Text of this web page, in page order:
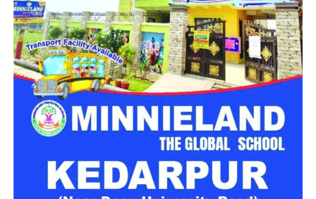
उत्तराखंड में बन रहा ‘आलंबन गांव’
महिला सशक्तिकरण एवं बाल विकास विभागके निदेशक आईएएस बंशीलाल
राणा के मुताबिक, नारी निकेतन में आने वाली कई महिलाएं और बच्चे खुद को
एक बंद संस्थान या जेल जैसी जगह पर महसूस करते हैं। यही वजह है कि
कई बार बच्चे वहां से निकलने या भागने की कोशिश तक करने लगते हैं।
इसी समस्या को ध्यान में रखते हुए विभाग अब ऐसा इंफ्रास्ट्रक्चर तैयार
करने की दिशा में काम कर रहा है, जहां रहने वाले लोगों को संस्थागत माहौल
के बजाय परिवार जैसा वातावरण मिल सके।